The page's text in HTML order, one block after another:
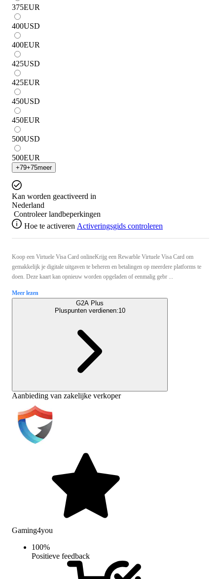
375EUR
400USD
400EUR
425USD
425EUR
450USD
450EUR
500USD
500EUR
+79+75meer
Kan worden geactiveerd in
Nederland
Controleer landbeperkingen
Hoe te activeren Activeringsgids controleren
Koop een Virtuele Visa Card onlineKrijg een Rewarble Virtuele Visa Card om
gemakkelijk je digitale uitgaven te beheren en betalingen op meerdere platforms te
doen. Deze kaart kan opnieuw worden opgeladen of eenmalig gebr ...
Meer lezen
G2A Plus
Pluspunten verdienen:10
Aanbieding van zakelijke verkoper
Gaming4you
100%
Positieve feedback